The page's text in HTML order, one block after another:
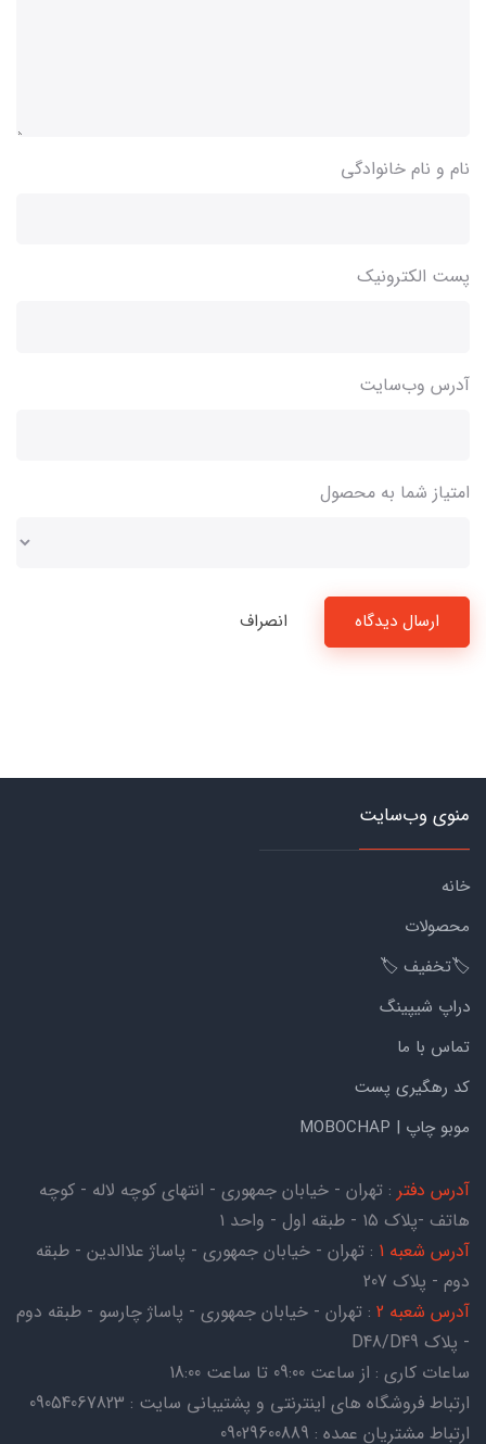
نام و نام خانوادگی
پست الکترونیک
آدرس وب‌سایت
امتیاز شما به محصول
ارسال دیدگاه انصراف
منوی وب‌سایت
خانه
محصولات
🏷️تخفیف 🏷️
دراپ شیپینگ
تماس با ما
کد رهگیری پست
موبو چاپ | MOBOCHAP
آدرس دفتر : تهران - خیابان جمهوری - انتهای کوچه لاله - کوچه
هاتف -پلاک ۱۵ - طبقه اول - واحد ۱
آدرس شعبه 1
: تهران - خیابان جمهوری - پاساژ علاالدین - طبقه
دوم - پلاک 207
آدرس شعبه 2
: تهران - خیابان جمهوری - پاساژ چارسو - طبقه دوم
- پلاک D48/D49
ساعات کاری : از ساعت 09:00 تا ساعت 18:00
ارتباط فروشگاه های اینترنتی و پشتیبانی سایت : 09054067823
ارتباط مشتریان عمده : 09029600889